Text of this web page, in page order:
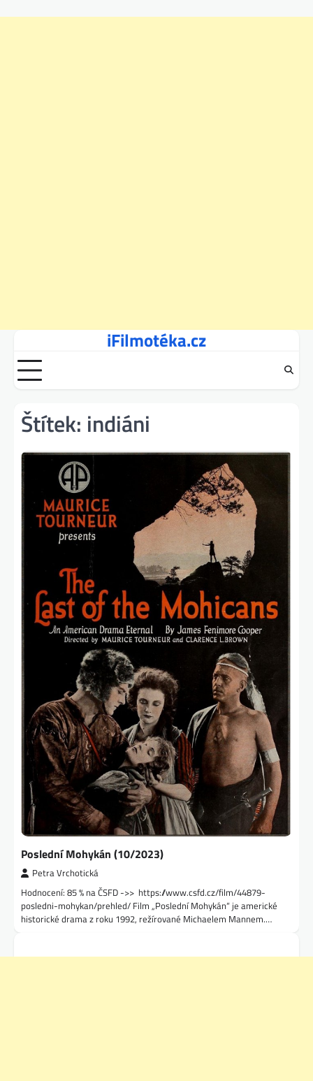
content
iFilmotéka.cz
Štítek: indiáni
Poslední Mohykán (10/2023)
Petra Vrchotická
Hodnocení: 85 % na ČSFD ->> https://www.csfd.cz/film/44879-
posledni-mohykan/prehled/ Film „Poslední Mohykán“ je americké
historické drama z roku 1992, režírované Michaelem Mannem.…